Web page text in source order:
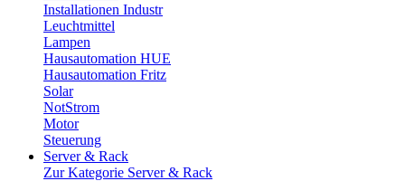
Installationen Industr
Leuchtmittel
Lampen
Hausautomation HUE
Hausautomation Fritz
Solar
NotStrom
Motor
Steuerung
Server & Rack
Zur Kategorie Server & Rack